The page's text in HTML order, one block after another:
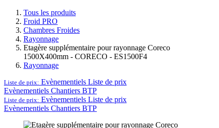
Tous les produits
Froid PRO
Chambres Froides
Rayonnage
Etagère supplémentaire pour rayonnage Coreco
1500X400mm - CORECO - ES1500F4
Rayonnage
Liste de prix: Evènementiels Liste de prix
Evènementiels Chantiers BTP
Liste de prix: Evènementiels Liste de prix
Evènementiels Chantiers BTP